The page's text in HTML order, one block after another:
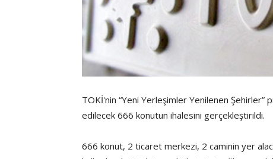
TOKİ'nin “Yeni Yerleşimler Yenilenen Şehirler”
edilecek 666 konutun ihalesini gerçekleştirildi.
666 konut, 2 ticaret merkezi, 2 caminin yer